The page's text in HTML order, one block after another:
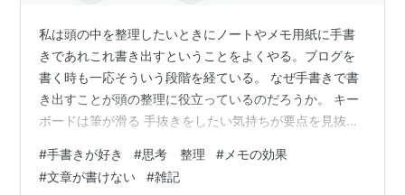
私は頭の中を整理したいときにノートやメモ用紙に手書
きであれこれ書き出すということをよくやる。ブログを
書く時も一応そういう段階を経ている。 なぜ手書きで書
き出すことが頭の整理に役立っているのだろうか。 キー
ボードは筆が滑る 手抜きをしたい気持ちが要点を見抜く
がらソシャクしたいが… キーボードは筆が滑る 手書きは
めんどくさい。一文字一文字心を籠めなくても手書きに
#手書きが好き #思考 整理 # メモの効果
#文章が書けない #雑記